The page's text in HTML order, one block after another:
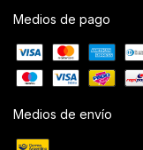
Medios de pago
Medios de envío